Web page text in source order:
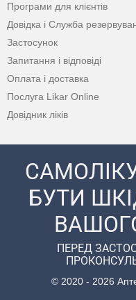
Програми для клієнтів
Довідка і Служба
Застосунок
Запитання і відповіді
Оплата і доставка
Послуга Likar Online
Довідник ліків
БУТИ
ПЕРЕД
© 2020 - 2026